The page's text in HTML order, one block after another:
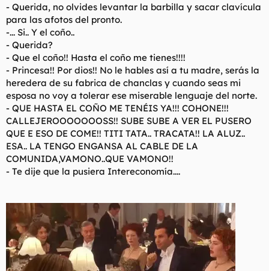
- Querida, no olvides levantar la barbilla y sacar clavícula
para las afotos del pronto.
-... Si.. Y el coño..
- Querida?
- Que el coño!! Hasta el coño me tienes!!!!
- Princesa!! Por dios!! No le hables así a tu madre, serás la
heredera de su fabrica de chanclas y cuando seas mi
esposa no voy a tolerar ese miserable lenguaje del norte.
- QUE HASTA EL COÑO ME TENÉIS YA!!! COHONE!!!
CALLEJEROOOOOOOSS!! SUBE SUBE A VER EL PUSERO
QUE E ESO DE COME!! TITI TATA.. TRACATA!! LA ALUZ..
ESA.. LA TENGO ENGANSA AL CABLE DE LA
COMUNIDA,VAMONO..QUE VAMONO!!
- Te dije que la pusiera Intereconomía....